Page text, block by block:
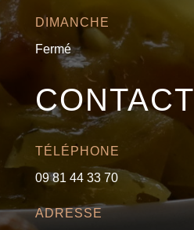
DIMANCHE
Fermé
CONTACT
TÉLÉPHONE
09 81 44 33 70
ADRESSE